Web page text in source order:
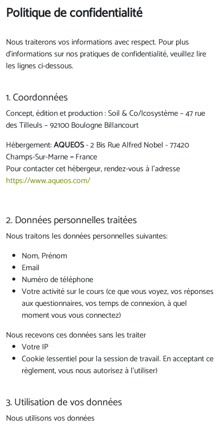
Politique de confidentialité
Nous traiterons vos informations avec respect. Pour plus
d'informations sur nos pratiques de confidentialité, veuillez lire
les lignes ci-dessous.
1. Coordonnées
Concept, édition et production : Soil & Co/Icosystème – 47 rue
des Tilleuls – 92100 Boulogne Billancourt
Hébergement:AQUEOS- 2 Bis Rue Alfred Nobel - 77420
Champs-Sur-Marne–France
Pour contacter cet hébergeur, rendez-vous à l’adresse
https://www.aqueos.com/
2. Données personnelles traitées
Nous traitons les données personnelles suivantes:
Nom, Prénom
Email
Numéro de téléphone
Votre activité sur le cours (ce que vous voyez, vos réponses
aux questionnaires, vos temps de connexion, à quel
moment vous vous connectez)
Nous recevons ces données sans les traiter
Votre IP
Cookie (essentiel pour la session de travail. En acceptant ce
règlement, vous nous autorisez à l'utiliser)
3. Utilisation de vos données
Nous utilisons vos données